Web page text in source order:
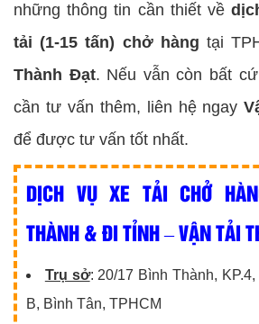
những thông tin cần thiết về
tải (1-15 tấn) chở hàng tại
Thành Đạt. Nếu vẫn còn bất
cần tư vấn thêm, liên hệ ngay
để được tư vấn tốt nhất.
DỊCH VỤ XE TẢI CHỞ
THÀNH & ĐI TỈNH – VẬN TẢI
Trụ sở: 20/17 Bình Thành,
B, Bình Tân, TPHCM